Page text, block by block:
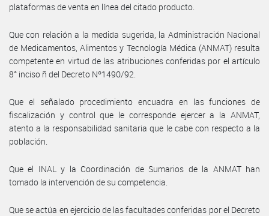
plataformas de venta en línea del citado producto.
Que con relación a la medida sugerida, la Administración Nacional
de Medicamentos, Alimentos y Tecnología Médica (ANMAT) resulta
competente en virtud de las atribuciones conferidas por el artículo
8° inciso ñ del Decreto Nº1490/92.
Que el señalado procedimiento encuadra en las funciones de
fiscalización y control que le corresponde ejercer a la ANMAT,
atento a la responsabilidad sanitaria que le cabe con respecto a la
población.
Que el INAL y la Coordinación de Sumarios de la ANMAT han
tomado la intervención de su competencia.
Que se actúa en ejercicio de las facultades conferidas por el Decreto